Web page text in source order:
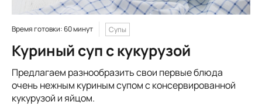
Время готовки: 60 минут Супы
Куриный суп с кукурузой
Предлагаем разнообразить свои первые блюда
очень нежным куриным супом с консервированной
кукурузой и яйцом.